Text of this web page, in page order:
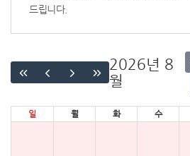
드립니다.
2026년 8
월
일 월 화 수